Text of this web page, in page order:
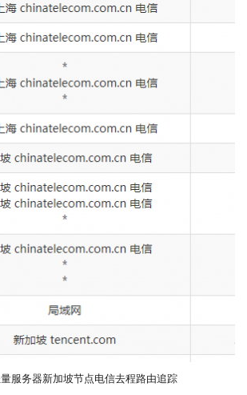
服务器新加坡节点电信去程路由追踪